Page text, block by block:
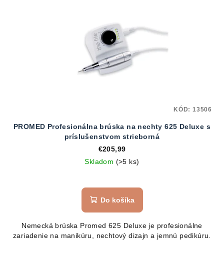
PROMED Profesionálna brúska na nechty 625 Deluxe s
príslušenstvom strieborná
€205,99
Skladom (>5 ks)
Do košíka
Nemecká brúska Promed 625 Deluxe je profesionálne
zariadenie na manikúru, nechtový dizajn a jemnú pedikúru.
KÓD: 13506